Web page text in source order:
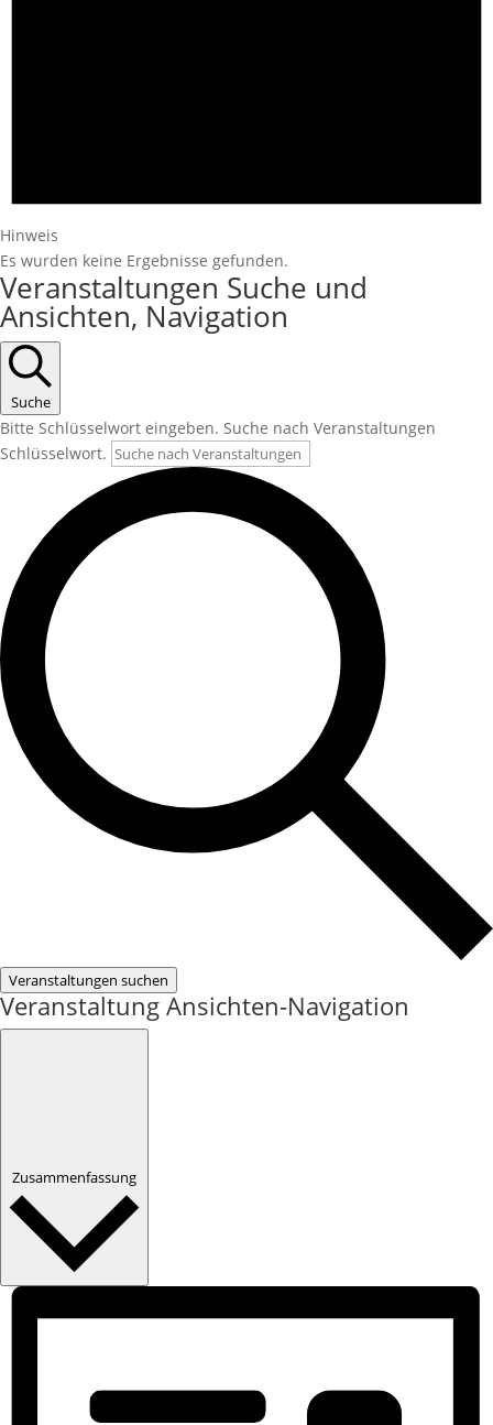
Hinweis
Es wurden keine Ergebnisse gefunden.
Veranstaltungen Suche und
Ansichten, Navigation
Suche
Bitte Schlüsselwort eingeben. Suche nach Veranstaltungen
Schlüsselwort.
Veranstaltungen suchen
Veranstaltung Ansichten-Navigation
Zusammenfassung